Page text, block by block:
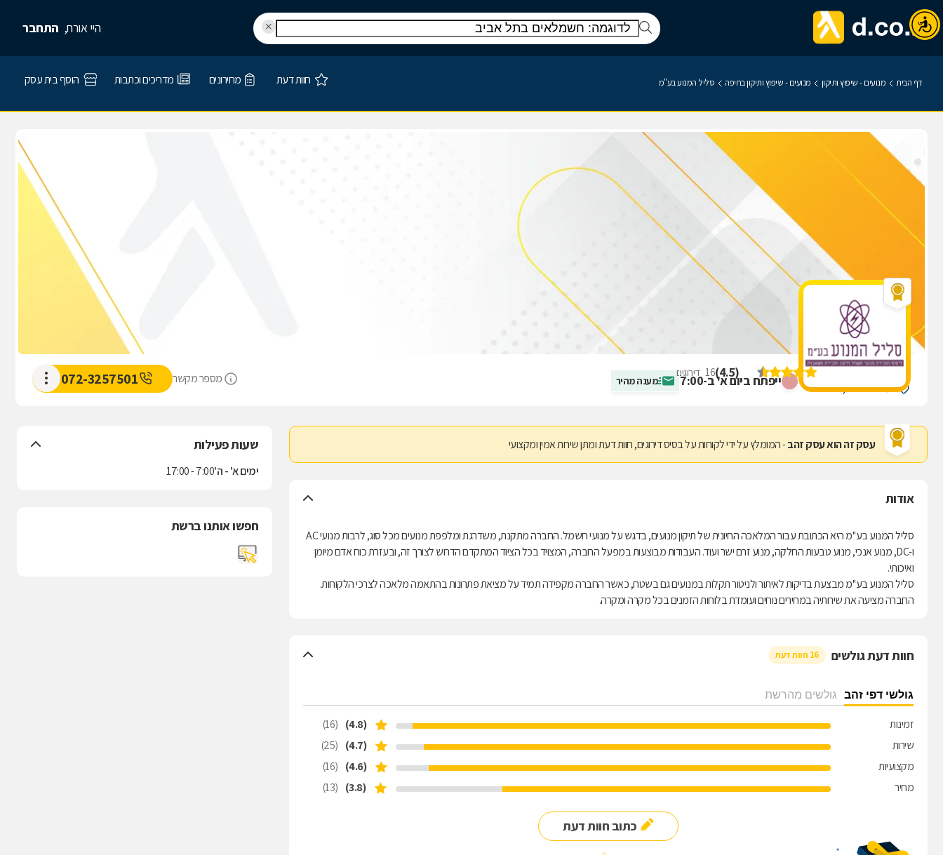
היי אורח, התחבר
דף הבית מנועים - שיפוץ ותיקון מנועים - שיפוץ ותיקון בחיפה סליל המנוע בע"מ חוות דעת מחירונים מדריכים וכתבות הוסף בית עסק
ייפתח ביום א' ב-7:00 מענה מהיר סליל המנוע בע"מ (
4.5
)
16 דירוגים
המוסכים 22, חיפה
מספר מקשר 072-3257501
עסק זה הוא עסק זהב- המומלץ על ידי לקוחות על בסיס דירוגים, חוות דעת ומתן שירות אמין ומקצועי
אודות
סליל המנוע בע''מ היא הכתובת עבור המלאכה החיונית של תיקון מנועים, בדגש על מנועי חשמל. החברה מתקנת, משדרגת ומלפפת מנועים מכל סוג, לרבות מנועי AC
ו-DC, מנוע אנכי, מנוע טבעות החלקה, מנוע זרם ישר ועוד. העבודות מבוצעות במפעל החברה, המצויד בכל הציוד המתקדם הדרוש לצורך זה, ובעזרת כוח אדם מיומן
ואיכותי.
סליל המנוע בע''מ מבצעת בדיקות לאיתור ולניטור תקלות במנועים גם בשטח, כאשר החברה מקפידה תמיד על מציאת פתרונות בהתאמה מלאכה לצרכי הלקוחות.
החברה מציעה את שירותיה במחירים נוחים ועומדת בלוחות הזמנים בכל מקרה ומקרה.
חוות דעת גולשים 16 חוות דעת
גולשי דפי זהב גולשים מהרשת
זמינות (4.8)
(16)
שירות
(4.7)
(25)
מקצועיות
(4.6)
(16)
מחיר
(3.8)
(13)
כתוב חוות דעת
שעות פעילות
ימים א' - ה'7:00 - 17:00
חפשו אותנו ברשת